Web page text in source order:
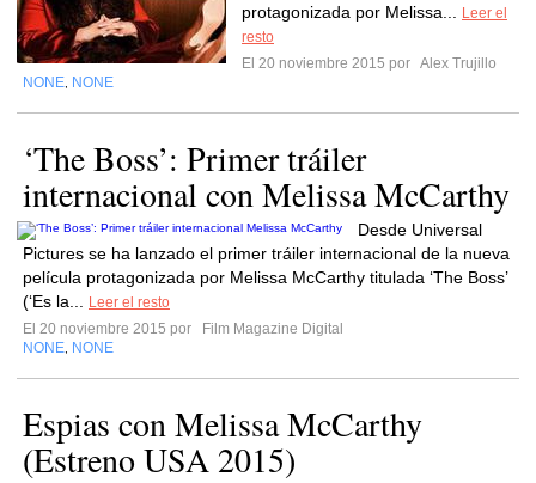
protagonizada por Melissa...
Leer el
resto
El 20 noviembre 2015 por Alex Trujillo
NONE NONE
‘The Boss’: Primer tráiler
internacional con Melissa McCarthy
Desde Universal
Pictures se ha lanzado el primer tráiler internacional de la nueva
película protagonizada por Melissa McCarthy titulada ‘The Boss’
(‘Es la...
Leer el resto
El 20 noviembre 2015 por
Film Magazine Digital
NONE NONE
Espias con Melissa McCarthy
(Estreno USA 2015)